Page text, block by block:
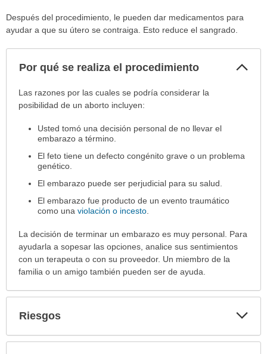
Después del procedimiento, le pueden dar medicamentos para
ayudar a que su útero se contraiga. Esto reduce el sangrado.
Por qué se realiza el procedimiento
Por
qué
realiza
procedimiento
Las razones por las cuales se podría considerar la
posibilidad de un aborto incluyen:
Usted tomó una decisión personal de no llevar el
embarazo a término.
El feto tiene un defecto congénito grave o un problema
genético.
El embarazo puede ser perjudicial para su salud.
El embarazo fue producto de un evento traumático
como unaviolación o incesto.
La decisión de terminar un embarazo es muy personal. Para
ayudarla a sopesar las opciones, analice sus sentimientos
con un terapeuta o con su proveedor. Un miembro de la
familia o un amigo también pueden ser de ayuda.
Riesgos